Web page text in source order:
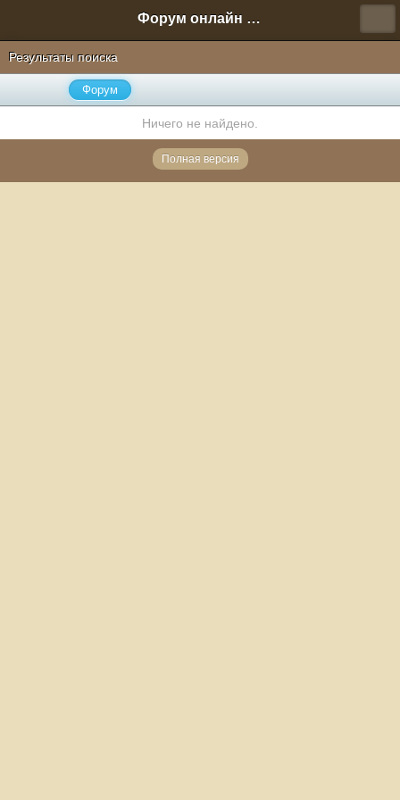
Форум онлайн игры "Новая Эра" (Нюра Биз)
Результаты поиска
Форум
Ничего не найдено.
Полная версия